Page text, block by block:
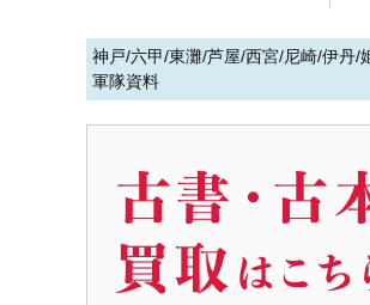
神戸/六甲/東灘/芦屋/西宮/尼崎/伊丹/
軍隊資料